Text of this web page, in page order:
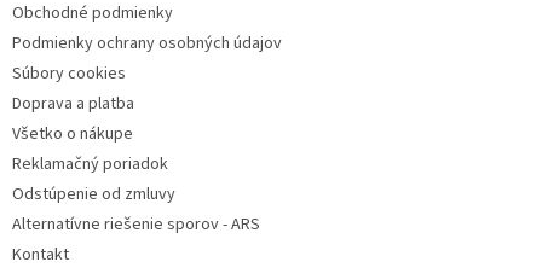
Obchodné podmienky
Podmienky ochrany osobných údajov
Súbory cookies
Doprava a platba
Všetko o nákupe
Reklamačný poriadok
Odstúpenie od zmluvy
Alternatívne riešenie sporov - ARS
Kontakt